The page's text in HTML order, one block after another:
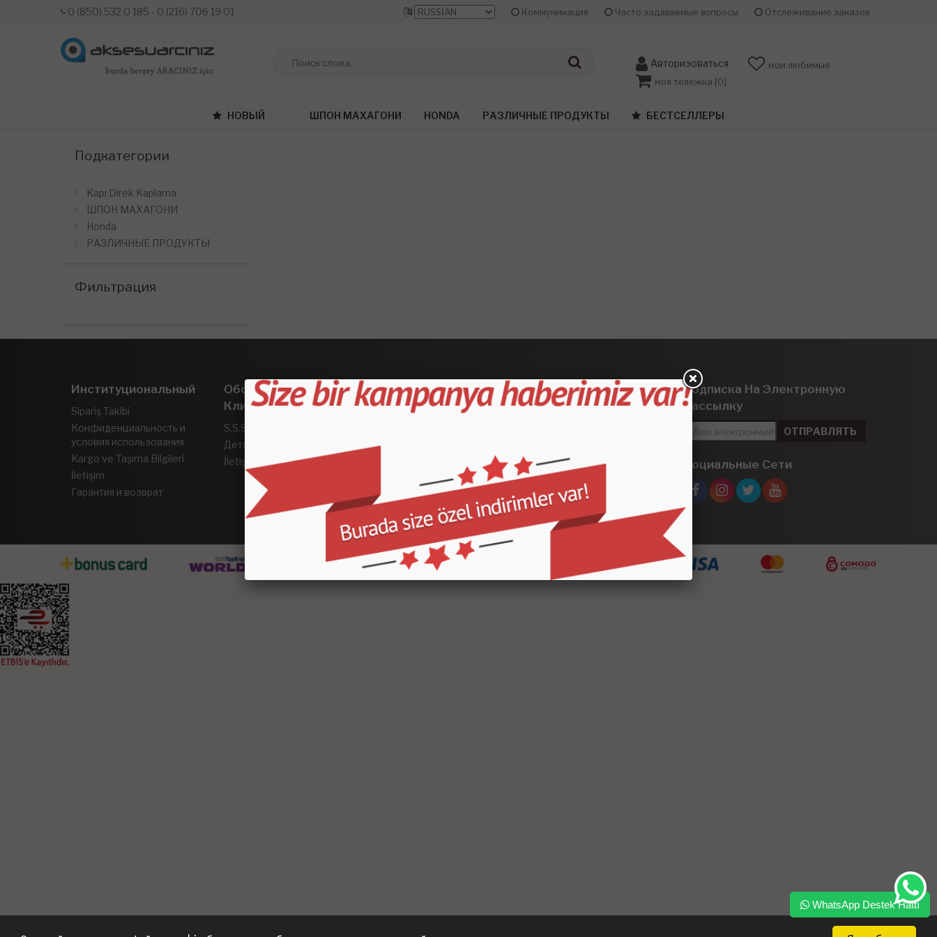
0 (850) 532 0 185 - 0 (216) 706 19 01 Коммуникация Часто задаваемые вопросы Отслеживание заказов
Авторизоваться
мои любимые
моя тележка [0]
НОВЫЙ ШПОН МАХАГОНИ HONDA РАЗЛИЧНЫЕ ПРОДУКТЫ БЕСТСЕЛЛЕРЫ
Подкатегории
Kapı Direk Kaplama
ШПОН МАХАГОНИ
Honda
РАЗЛИЧНЫЕ ПРОДУКТЫ
Фильтрация
Институциональный
Sipariş Takibi
Конфиденциальность и
условия использования
Kargo ve Taşıma Bilgileri
İletişim
Гарантия и возврат
Обслуживание
Клиентов
S.S.S.
Детальный поиск
İletişim
Быстрый Доступ
Домашняя страница
Товары со скидкой
Отслеживание заказов
Популярные
Категории
Подписка На Электронную
Рассылку
Социальные Сети
WhatsApp Destek Hattı